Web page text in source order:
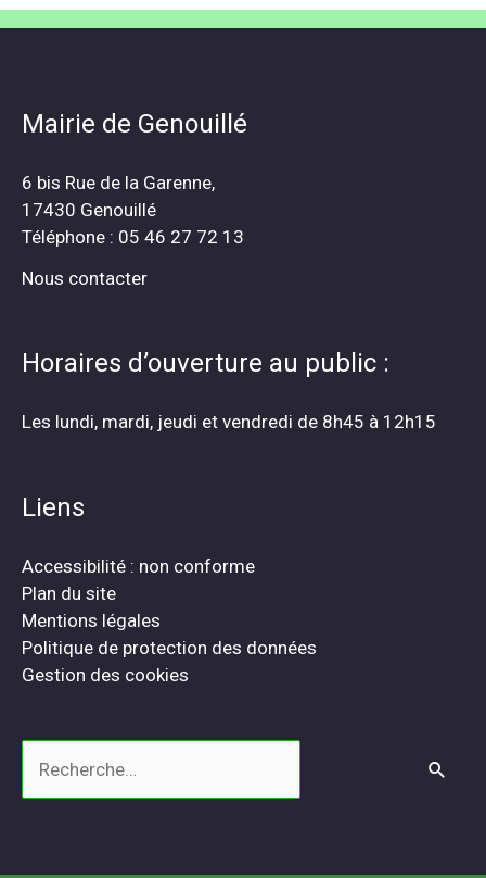
Mairie de Genouillé
6 bis Rue de la Garenne,
17430 Genouillé
Téléphone : 05 46 27 72 13
Nous contacter
Horaires d’ouverture au public :
Les lundi, mardi, jeudi et vendredi de 8h45 à 12h15
Liens
Accessibilité : non conforme
Plan du site
Mentions légales
Politique de protection des données
Gestion des cookies